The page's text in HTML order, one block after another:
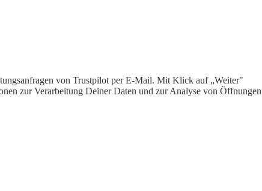
von Trustpilot per E-Mail. Mit Klick auf „Weiter"
zur Verarbeitung Deiner Daten und zur Analyse von Öffnungen